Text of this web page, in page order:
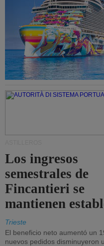
Los ingresos
semestrales de
Fincantieri se
mantienen
Trieste
El beneficio neto aumentó un
nuevos pedidos disminuyeron